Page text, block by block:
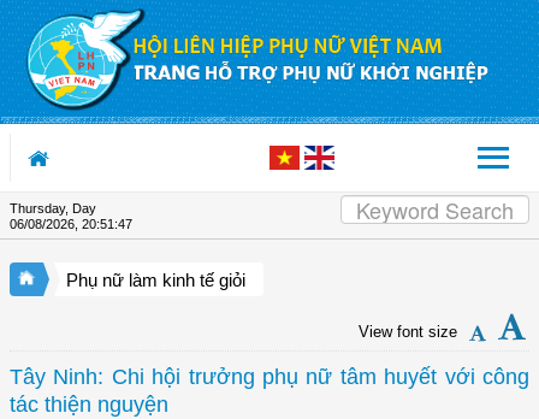
Skip to Content
Thursday, Day
06/08/2026 20:51:47
Phụ nữ làm kinh tế giỏi
View font size
Tây Ninh: Chi hội trưởng phụ nữ tâm huyết với công
tác thiện nguyện